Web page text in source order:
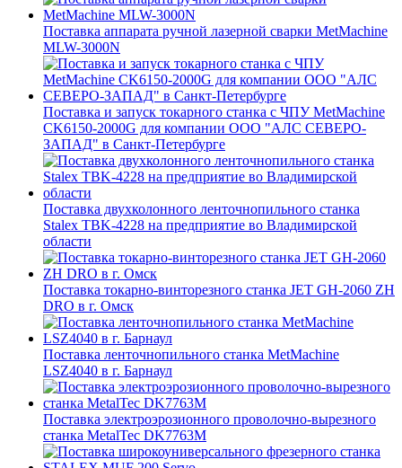
Поставка аппарата ручной лазерной сварки MetMachine
MLW-3000N
Поставка и запуск токарного станка с ЧПУ MetMachine
CK6150-2000G для компании ООО "АЛС СЕВЕРО-
ЗАПАД" в Санкт-Петербурге
Поставка двухколонного ленточнопильного станка
Stalex TBK-4228 на предприятие во Владимирской
области
Поставка токарно-винторезного станка JET GH-2060 ZH
DRO в г. Омск
Поставка ленточнопильного станка MetMachine
LSZ4040 в г. Барнаул
Поставка электроэрозионного проволочно-вырезного
станка MetalTec DK7763M